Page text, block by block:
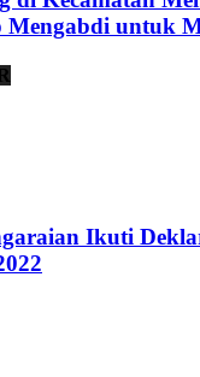
Mengabdi untuk
Ikuti